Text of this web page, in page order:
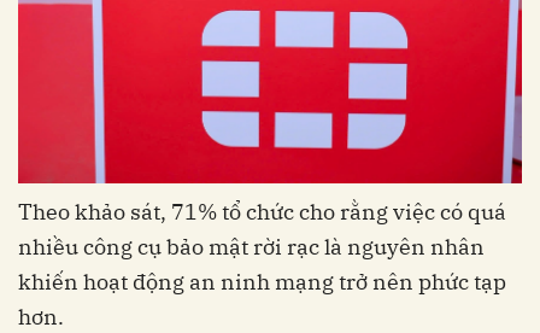
Theo khảo sát, 71% tổ chức cho rằng việc có quá
nhiều công cụ bảo mật rời rạc là nguyên nhân
khiến hoạt động an ninh mạng trở nên phức tạp
hơn.